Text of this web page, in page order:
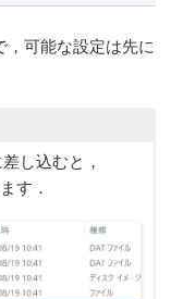
，可能な設定は先に
し込むと，
す．